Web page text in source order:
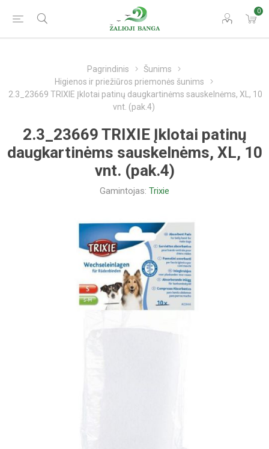
0
Pagrindinis
Šunims
Higienos ir priežiūros priemonės šunims
2.3_23669 TRIXIE Įklotai patinų daugkartinėms sauskelnėms, XL, 10
vnt. (pak.4)
2.3_23669 TRIXIE Įklotai patinų
daugkartinėms sauskelnėms, XL, 10
vnt. (pak.4)
Gamintojas: Trixie